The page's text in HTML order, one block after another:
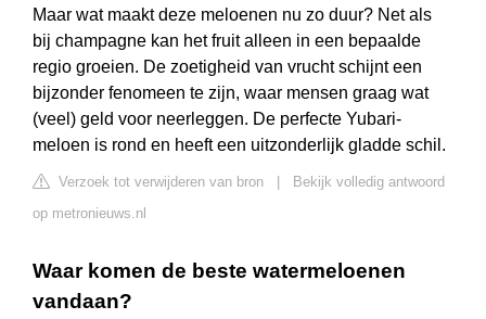
Maar wat maakt deze meloenen nu zo duur? Net als
bij champagne kan het fruit alleen in een bepaalde
regio groeien. De zoetigheid van vrucht schijnt een
bijzonder fenomeen te zijn, waar mensen graag wat
(veel) geld voor neerleggen. De perfecte Yubari-
meloen is rond en heeft een uitzonderlijk gladde schil.
Verzoek tot verwijderen van bron
Bekijk volledig antwoord
op metronieuws.nl
Waar komen de beste watermeloenen
vandaan?